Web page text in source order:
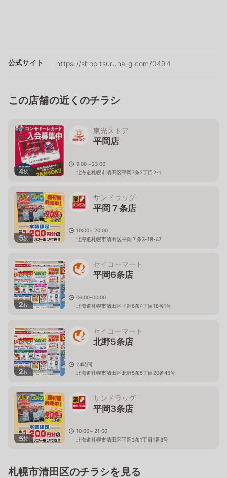
公式サイト https://shop.tsuruha-g.com/0494
この店舗の近くのチラシ
4枚
東光ストア
平岡店
9:00～23:00
北海道札幌市清田区平岡7条2丁目2-1
5枚
サンドラッグ
平岡７条店
10:00～20:00
北海道札幌市清田区平岡７条3-18-47
2枚
セイコーマート
平岡6条店
06:00-00:00
北海道札幌市清田区平岡6条4丁目18番1号
2枚
セイコーマート
北野5条店
24時間
北海道札幌市清田区北野5条5丁目20番45号
5枚
サンドラッグ
平岡3条店
10:00～21:00
北海道札幌市清田区平岡3条1丁目1番8号
札幌市清田区のチラシを見る